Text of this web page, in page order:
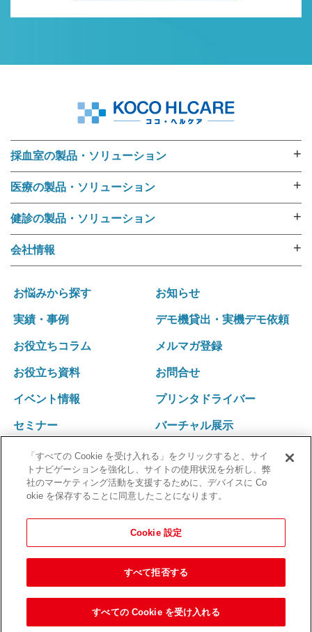
+
採血室の製品・ソリューション
採血業務ソリューション
採血管準備装置 i･pres core
採血管準備装置 i･pres fine
採血管準備装置 i・pres fit Ⅱ
尿カップラベラー CL-350
採血業務支援システム RInCS
採血業務指標化システム
統合受付システム（採血・処置）
採血・採尿一体型 自動受付機 BU-REC Ⅱ
+
医療の製品・ソリューション
外来用リストバンド
RFIDリストバンド（E-ブレス®）
ラベル・リストバンド・RFID プリンタipシリーズ
入院用リストバンド
バーコードリーダー
リストバンド発行パッケージ Freeni
医療事務プリント改善ソリューション
+
健診の製品・ソリューション
健診機関向けリストバンド
受診者名簿データ変換ツール 受診者Dataメイキング
キュー
受診キット発送アウトソーシング
健診関連発送業務 内製化ソリューション
採血業務ソリューション
採血管準備装置 i・pres fit Ⅱ
+
会社情報
選ばれる理由
運営ポリシー
社訓･経営理念
拠点一覧･グループネットワーク
沿革
お悩みから探す
実績・事例
お役立ちコラム
お役立ち資料
イベント情報
セミナー
お知らせ
デモ機貸出・実機デモ依頼
メルマガ登録
お問合せ
プリンタドライバー
バーチャル展示
プライバシーポリシー
「すべての Cookie を受け入れる」をクリックすると、サイ
トナビゲーションを強化し、サイトの使用状況を分析し、弊
社のマーケティング活動を支援するために、デバイスに Co
okie を保存することに同意したことになります。
Cookie 設定
すべて拒否する
すべての Cookie を受け入れる